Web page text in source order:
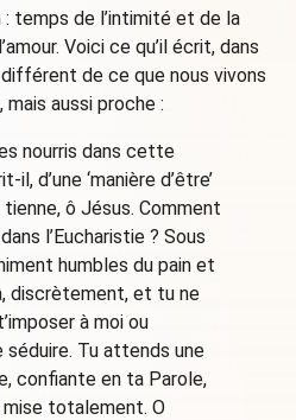
: temps de l’intimité et de la
Voici ce qu’il écrit, dans
de ce que nous vivons
mais aussi proche :
nourris dans cette
il, d’une ‘manière d’être’
ô Jésus. Comment
l’Eucharistie ? Sous
humbles du pain et
discrètement, et tu ne
à moi ou
séduire. Tu attends une
confiante en ta Parole,
mise totalement. O